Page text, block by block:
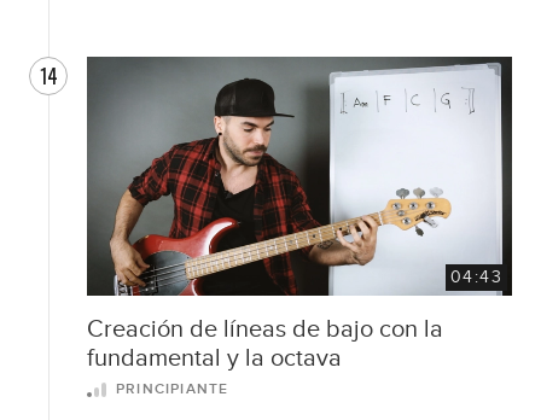
14
04:43
Creación de líneas de bajo con la
fundamental y la octava
PRINCIPIANTE